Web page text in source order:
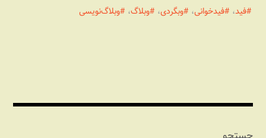
فید، فیدخوانی، وبگردی، وبلاگ، وبلاگ‌نویسی